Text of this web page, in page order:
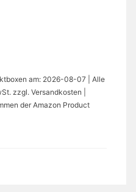
am: 2026-08-07 | Alle
zzgl. Versandkosten |
der Amazon Product